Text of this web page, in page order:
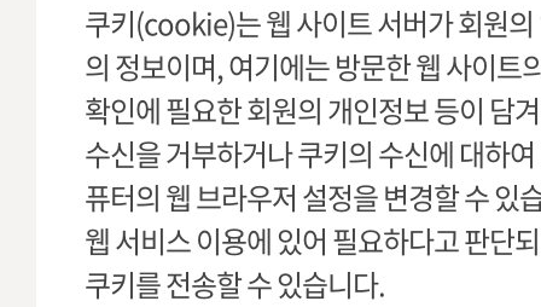
쿠키(cookie)는 웹 사이트 서버가 회원
의 정보이며, 여기에는 방문한 웹 사이트
확인에 필요한 회원의 개인정보 등이 담
수신을 거부하거나 쿠키의 수신에 대하
퓨터의 웹 브라우저 설정을 변경할 수 있
웹 서비스 이용에 있어 필요하다고 판단
쿠키를 전송할 수 있습니다.